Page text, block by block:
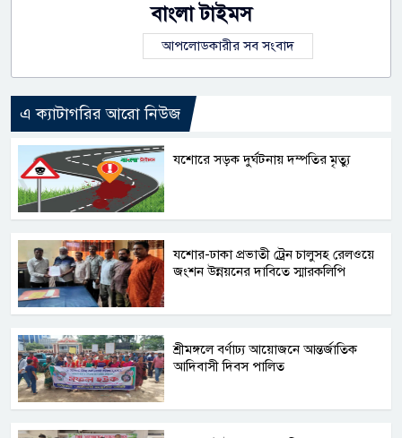
বাংলা টাইমস
আপলোডকারীর সব সংবাদ
এ ক্যাটাগরির আরো নিউজ
যশোরে সড়ক দুর্ঘটনায় দম্পতির মৃত্যু
যশোর-ঢাকা প্রভাতী ট্রেন চালুসহ রেলওয়ে
জংশন উন্নয়নের দাবিতে স্মারকলিপি
শ্রীমঙ্গলে বর্ণাঢ্য আয়োজনে আন্তর্জাতিক
আদিবাসী দিবস পালিত